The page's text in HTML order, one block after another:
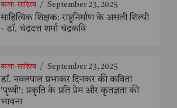
कला-साहित्य / September 23, 2025
साहित्यिक शिक्षक: राष्ट्रनिर्माण के असली शिल्पी
- डॉ. चंद्रदत्त शर्मा चंद्रकवि
कला-साहित्य / September 23, 2025
डॉ. नवलपाल प्रभाकर दिनकर की कविता
'पृथ्वी': प्रकृति के प्रति प्रेम और कृतज्ञता की
भावना